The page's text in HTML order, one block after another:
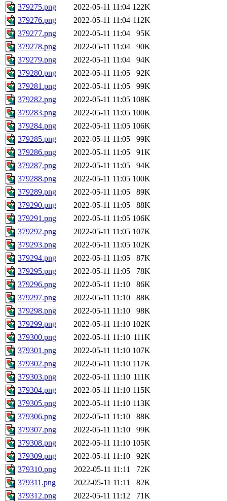
379275.png
2022-05-11 11:04 122K
379276.png
2022-05-11 11:04 112K
379277.png
2022-05-11 11:04
95K
379278.png
2022-05-11 11:04
90K
379279.png
2022-05-11 11:04
94K
379280.png
2022-05-11 11:05
92K
379281.png
2022-05-11 11:05
99K
379282.png
2022-05-11 11:05 108K
379283.png
2022-05-11 11:05 100K
379284.png
2022-05-11 11:05 106K
379285.png
2022-05-11 11:05
99K
379286.png
2022-05-11 11:05
91K
379287.png
2022-05-11 11:05
94K
379288.png
2022-05-11 11:05 100K
379289.png
2022-05-11 11:05
89K
379290.png
2022-05-11 11:05
88K
379291.png
2022-05-11 11:05 106K
379292.png
2022-05-11 11:05 107K
379293.png
2022-05-11 11:05 102K
379294.png
2022-05-11 11:05
87K
379295.png
2022-05-11 11:05
78K
379296.png
2022-05-11 11:10
86K
379297.png
2022-05-11 11:10
88K
379298.png
2022-05-11 11:10
98K
379299.png
2022-05-11 11:10 102K
379300.png
2022-05-11 11:10 111K
379301.png
2022-05-11 11:10 107K
379302.png
2022-05-11 11:10 117K
379303.png
2022-05-11 11:10 111K
379304.png
2022-05-11 11:10 115K
379305.png
2022-05-11 11:10 113K
379306.png
2022-05-11 11:10
88K
379307.png
2022-05-11 11:10
99K
379308.png
2022-05-11 11:10 105K
379309.png
2022-05-11 11:10
92K
379310.png
2022-05-11 11:11
72K
379311.png
2022-05-11 11:11
82K
379312.png
2022-05-11 11:12
71K